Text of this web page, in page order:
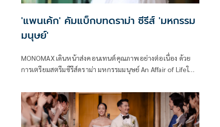
'แพนเค้ก' คัมแบ็กบทดราม่า ซีรีส์ 'มหกรรม
มนุษย์'
MONOMAX เดินหน้าส่งคอนเทนต์คุณภาพอย่างต่อเนื่อง ด้วย
การเตรียมสตรีมซีรีส์ดราม่า มหกรรมมนุษย์ An Affair of Lifeใน
ซึ้ง สะท้อนแง่มุมของความรัก ครอบครัว ความสูญเสีย และการ
เติบโตของมนุษย์ ผ่านบทละครที่เข้มข้นและเปี่ยมด้วยอารมณ์
พร้อมชวนผู้ชมร่วมเดินทางไปกับทุกช่วงเวลาของชีวิตที่ทั้ง